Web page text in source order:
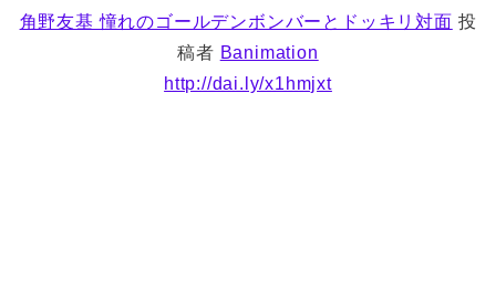
角野友基 憧れのゴールデンボンバーとドッキリ対面 投
稿者 Banimation
http://dai.ly/x1hmjxt